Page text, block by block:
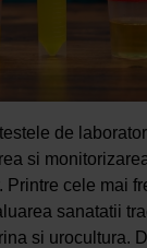
de
si
Printre cele mai
sanatatii
si urocultura.